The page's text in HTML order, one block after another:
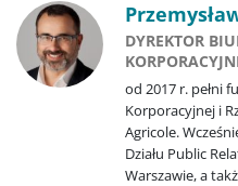
DYREKTOR
od 2017 r. pełni
Korporacyjnej i
Agricole.
Działu Public
Warszawie, a